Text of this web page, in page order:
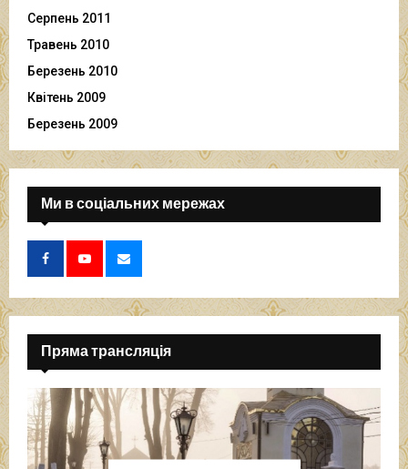
Серпень 2011
Травень 2010
Березень 2010
Квітень 2009
Березень 2009
Ми в соціальних мережах
Пряма трансляція